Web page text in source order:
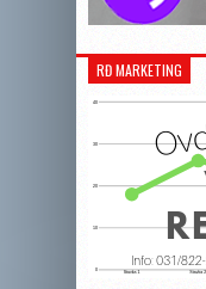
RĐ MARKETING